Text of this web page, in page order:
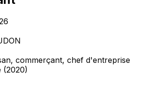
commerçant, chef d'entreprise
(2020)